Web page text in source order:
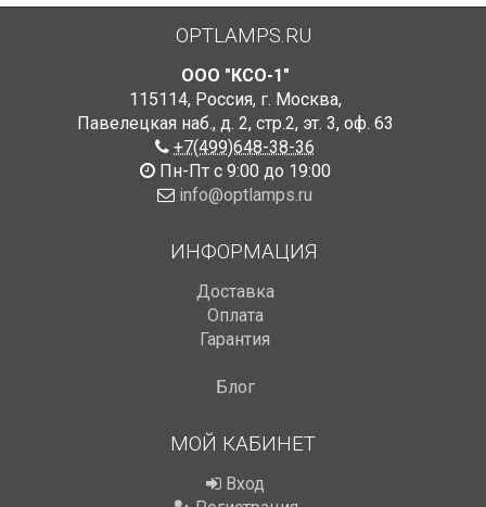
OPTLAMPS.RU
ООО "КСО-1"
115114, Россия, г. Москва,
Павелецкая наб., д. 2, стр.2, эт. 3, оф. 63
+7(499)648-38-36
Пн-Пт с 9:00 до 19:00
info@optlamps.ru
ИНФОРМАЦИЯ
Доставка
Оплата
Гарантия
Блог
МОЙ КАБИНЕТ
Вход